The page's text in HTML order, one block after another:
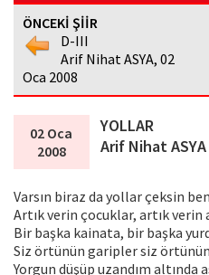
ÖNCEKİ ŞİİR
D-III
Arif Nihat ASYA, 02
Oca 2008
02 Oca
2008
YOLLAR
Arif Nihat ASYA
Varsın biraz da yollar çeksin
Artık verin çocuklar, artık verin
Bir başka kainata, bir başka
Siz örtünün garipler siz
Yorgun düşüp uzandım altında